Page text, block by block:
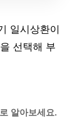
일시상환이
선택해 부
알아보세요.